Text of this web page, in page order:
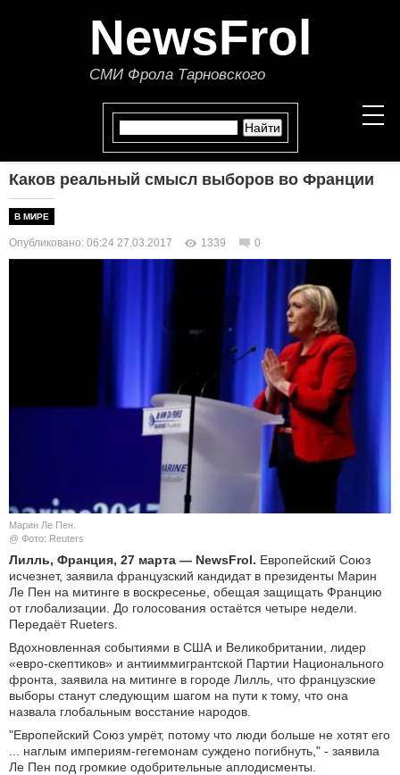
NewsFrol
СМИ Фрола Тарновского
ОБЩЕСТВО
КУЛЬТУРА
НАУКА
СПОРТ
ШОУ-БИЗНЕС
АВТО И МОТО
БЛОГ
Каков реальный смысл выборов во Франции
В МИРЕ
Опубликовано: 06:24 27.03.2017 1339 0
Марин Ле Пен.
@ Фото: Reuters
Лилль, Франция, 27 марта — NewsFrol. Европейский Союз
исчезнет, заявила французский кандидат в президенты Марин
Ле Пен на митинге в воскресенье, обещая защищать Францию
от глобализации. До голосования остаётся четыре недели.
Передаёт Rueters.
Вдохновленная событиями в США и Великобритании, лидер
«евро-скептиков» и антииммигрантской Партии Национального
фронта, заявила на митинге в городе Лилль, что французские
выборы станут следующим шагом на пути к тому, что она
назвала глобальным восстание народов.
"Европейский Союз умрёт, потому что люди больше не хотят его
... наглым империям-гегемонам суждено погибнуть," - заявила
Ле Пен под громкие одобрительные аплодисменты.